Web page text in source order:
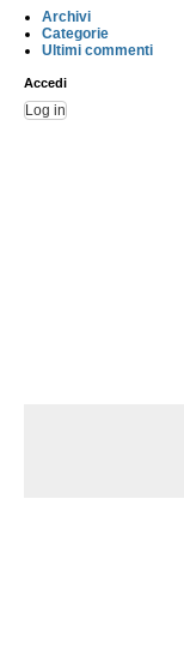
Archivi
Categorie
Ultimi commenti
Accedi
Log in